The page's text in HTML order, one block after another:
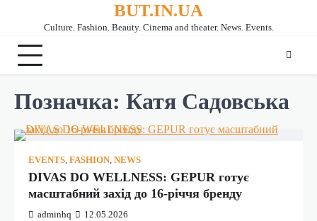
BUT.IN.UA
Culture. Fashion. Beauty. Cinema and theater. News. Events.
Позначка: Катя Садовська
EVENTS, FASHION, NEWS
DIVAS DO WELLNESS: GEPUR готує
масштабний захід до 16-річчя бренду
adminhq 12.05.2026